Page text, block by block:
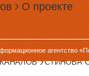
О проекте
агентство
государственной
УСТИНОВА